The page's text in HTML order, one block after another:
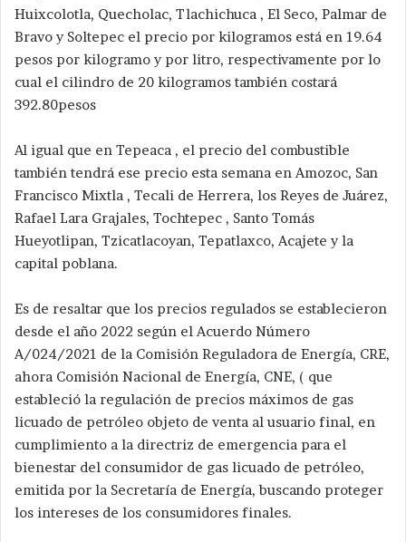
Huixcolotla, Quecholac, Tlachichuca , El Seco, Palmar de
Bravo y Soltepec el precio por kilogramos está en 19.64
pesos por kilogramo y por litro, respectivamente por lo
cual el cilindro de 20 kilogramos también costará
392.80pesos
Al igual que en Tepeaca , el precio del combustible
también tendrá ese precio esta semana en Amozoc, San
Francisco Mixtla , Tecali de Herrera, los Reyes de Juárez,
Rafael Lara Grajales, Tochtepec , Santo Tomás
Hueyotlipan, Tzicatlacoyan, Tepatlaxco, Acajete y la
capital poblana.
Es de resaltar que los precios regulados se establecieron
desde el año 2022 según el Acuerdo Número
A/024/2021 de la Comisión Reguladora de Energía, CRE,
ahora Comisión Nacional de Energía, CNE, ( que
estableció la regulación de precios máximos de gas
licuado de petróleo objeto de venta al usuario final, en
cumplimiento a la directriz de emergencia para el
bienestar del consumidor de gas licuado de petróleo,
emitida por la Secretaría de Energía, buscando proteger
los intereses de los consumidores finales.